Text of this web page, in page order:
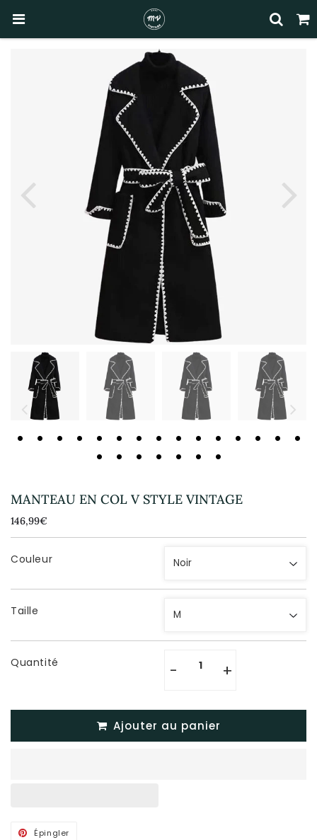
MANTEAU EN COL V STYLE VINTAGE
146,99€
Unit
price
Couleur
Taille
Quantité - +
Ajouter au panier
Épingler